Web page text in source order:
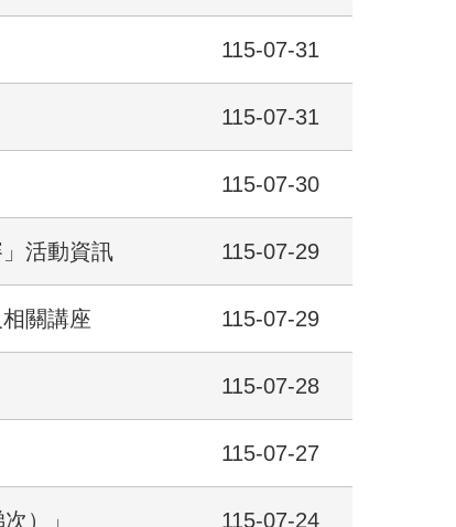
115-07-31
115-07-31
115-07-30
活動資訊 115-07-29
關講座 115-07-29
115-07-28
115-07-27
）」 115-07-24